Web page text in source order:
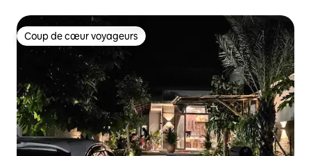
Coup de cœur voyageurs
Coup de cœur voyageurs